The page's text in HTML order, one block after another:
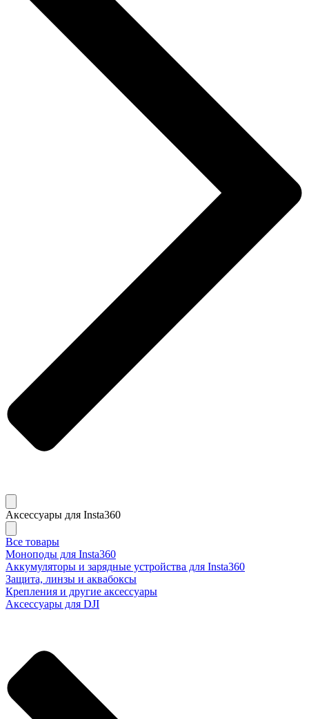
Аксессуары для Insta360
Все товары
Моноподы для Insta360
Аккумуляторы и зарядные устройства для Insta360
Защита, линзы и аквабоксы
Крепления и другие аксессуары
Аксессуары для DJI